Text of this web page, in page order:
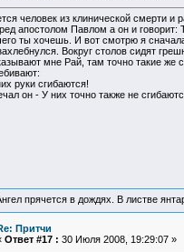
человек из клинической смерти и
апостолом Павлом а он и
ты хочешь. И вот смотрю я
Вокруг столов сидят
мне Рай, там точно такие же
руки сгибаются!
он - У них точно также не
прячется в дождях. В листве
Притчи
Ответ #17 : 30 Июля 2008, 19:29:07 »